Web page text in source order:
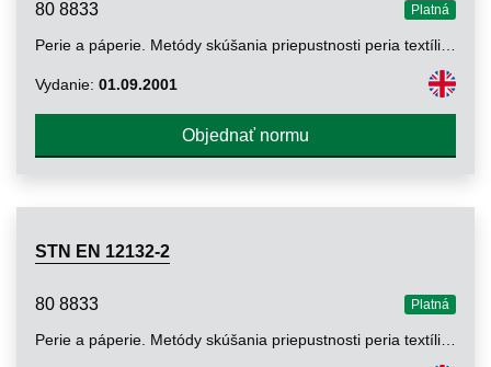
80 8833 Platná
Vydanie: 01.09.2001
Objednať normu
STN EN 12132-2
80 8833 Platná